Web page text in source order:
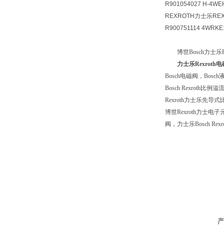
R901054027 H-
REXROTH力士乐
R900751114
博世Bosch力士乐
力士乐Rexroth
Bosch电磁阀，Bosch
Bosch Rexroth比例溢
Rexroth力士乐先导式
博世Rexroth力士电子
阀，力士乐Bosch